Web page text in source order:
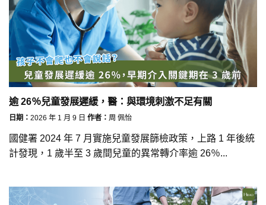
逾 26％兒童發展遲緩，醫：與環境刺激不足有關
日期： 2026 年 1 月 9 日 作者： 周 佩怡
國健署 2024 年 7 月實施兒童發展篩檢政策，上路 1 年後統
計發現，1 歲半至 3 歲間兒童的異常轉介率逾 26％...